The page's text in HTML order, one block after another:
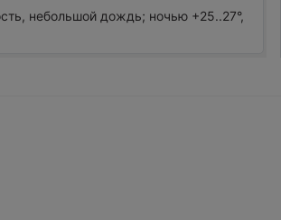
небольшой дождь; ночью +25..27°,